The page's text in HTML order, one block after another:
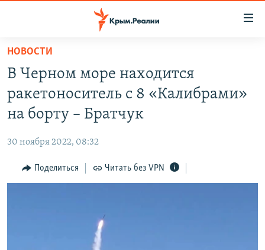
Вернуться
основному
содержанию
Вернутся
главной
навигации
Вернутся
СПЕЦПРОЕКТЫ
ГРУЗ 200
11 ЛЕТ ОККУПАЦИИ КРЫМА. 11 ИСТОРИЙ СОПРОТИВЛЕНИЯ
ВОДА
ЕЩЕ
ИНТЕРАКТИВ
СОВЕТЫ ПРАВОЗАЩИТНИКОВ
РАДІО СВОБОДА
НОВОСТИ
В Черном море находится
ракетоноситель с 8 «Калибрами»
на борту – Братчук
30 ноября 2022, 08:32
Поделиться Читать без VPN